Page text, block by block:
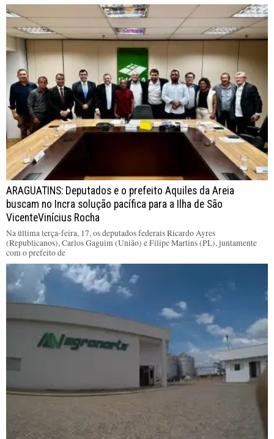
ARAGUATINS: Deputados e o prefeito Aquiles da Areia
buscam no Incra solução pacífica para a Ilha de São
VicenteVinícius Rocha
Na última terça-feira, 17, os deputados federais Ricardo Ayres
(Republicanos), Carlos Gaguim (União) e Filipe Martins (PL), juntamente
com o prefeito de